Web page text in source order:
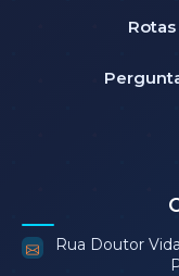
Rotas
Rua Doutor